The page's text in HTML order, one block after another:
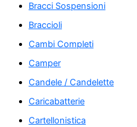
Bracci Sospensioni
Braccioli
Cambi Completi
Camper
Candele / Candelette
Caricabatterie
Cartellonistica